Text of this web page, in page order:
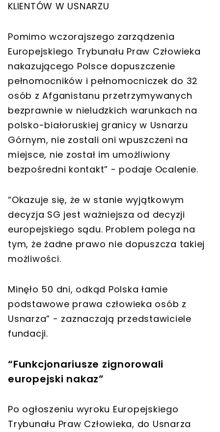
KLIENTÓW W USNARZU
Pomimo wczorajszego zarządzenia
Europejskiego Trybunału Praw Człowieka
nakazującego Polsce dopuszczenie
pełnomocników i pełnomocniczek do 32
osób z Afganistanu przetrzymywanych
bezprawnie w nieludzkich warunkach na
polsko-białoruskiej granicy w Usnarzu
Górnym, nie zostali oni wpuszczeni na
miejsce, nie został im umożliwiony
bezpośredni kontakt” - podaje Ocalenie.
“Okazuje się, że w stanie wyjątkowym
decyzja SG jest ważniejsza od decyzji
europejskiego sądu. Problem polega na
tym, że żadne prawo nie dopuszcza takiej
możliwości.
Minęło 50 dni, odkąd Polska łamie
podstawowe prawa człowieka osób z
Usnarza” - zaznaczają przedstawiciele
fundacji.
“Funkcjonariusze zignorowali
europejski nakaz”
Po ogłoszeniu wyroku Europejskiego
Trybunału Praw Człowieka, do Usnarza